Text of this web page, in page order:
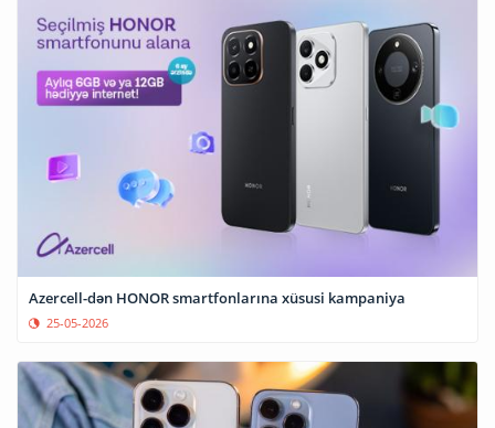
Azercell-dən HONOR smartfonlarına xüsusi kampaniya
25-05-2026